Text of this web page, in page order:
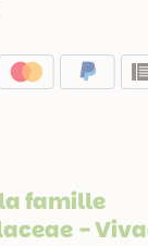
famille
-